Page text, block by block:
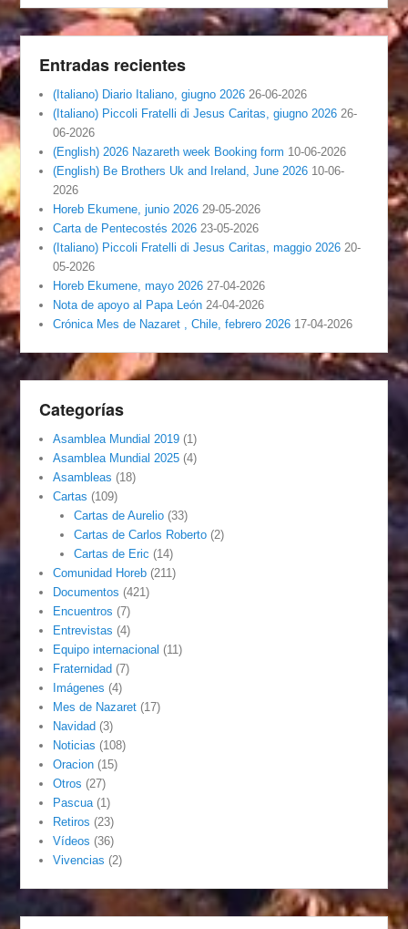
Entradas recientes
(Italiano) Diario Italiano, giugno 2026 26-06-2026
(Italiano) Piccoli Fratelli di Jesus Caritas, giugno 2026 26-
06-2026
(English) 2026 Nazareth week Booking form 10-06-2026
(English) Be Brothers Uk and Ireland, June 2026 10-06-
2026
Horeb Ekumene, junio 2026 29-05-2026
Carta de Pentecostés 2026 23-05-2026
(Italiano) Piccoli Fratelli di Jesus Caritas, maggio 2026 20-
05-2026
Horeb Ekumene, mayo 2026 27-04-2026
Nota de apoyo al Papa León 24-04-2026
Crónica Mes de Nazaret , Chile, febrero 2026 17-04-2026
Categorías
Asamblea Mundial 2019 (1)
Asamblea Mundial 2025 (4)
Asambleas (18)
Cartas (109)
Cartas de Aurelio(33)
Cartas de Carlos Roberto(2)
Cartas de Eric (14)
Comunidad Horeb (211)
Documentos (421)
Encuentros (7)
Entrevistas (4)
Equipo internacional (11)
Fraternidad (7)
Imágenes (4)
Mes de Nazaret (17)
Navidad (3)
Noticias (108)
Oracion (15)
Otros (27)
Pascua(1)
Retiros (23)
Vídeos (36)
Vivencias (2)